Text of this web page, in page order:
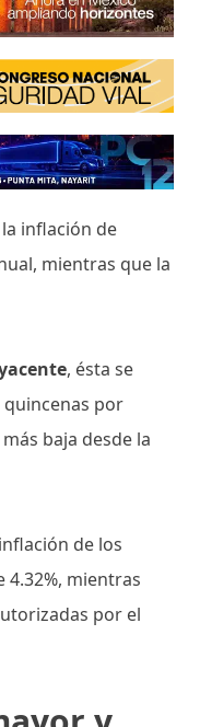
inflación de
mientras que la
, ésta se
quincenas por
baja desde la
de los
mientras
por el